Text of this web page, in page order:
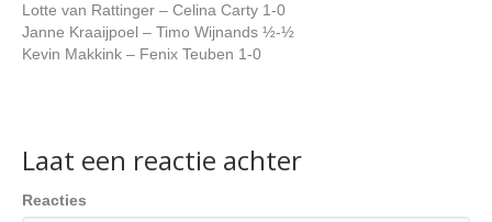
Lotte van Rattinger – Celina Carty 1-0
Janne Kraaijpoel – Timo Wijnands ½-½
Kevin Makkink – Fenix Teuben 1-0
Laat een reactie achter
Reacties